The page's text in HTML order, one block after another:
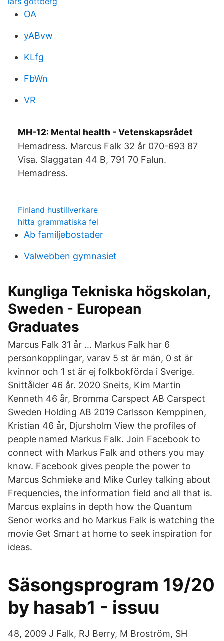
OA
yABvw
KLfg
FbWn
VR
MH-12: Mental health - Vetenskapsrådet
Hemadress. Marcus Falk 32 år 070-693 87
Visa. Slaggatan 44 B, 791 70 Falun.
Hemadress.
Finland hustillverkare
hitta grammatiska fel
Ab familjebostader
Valwebben gymnasiet
Kungliga Tekniska högskolan,
Sweden - European
Graduates
Marcus Falk 31 år … Markus Falk har 6
personkopplingar, varav 5 st är män, 0 st är
kvinnor och 1 st är ej folkbokförda i Sverige.
Snittålder 46 år. 2020 Sneits, Kim Martin
Kenneth 46 år, Bromma Carspect AB Carspect
Sweden Holding AB 2019 Carlsson Kemppinen,
Kristian 46 år, Djursholm View the profiles of
people named Markus Falk. Join Facebook to
connect with Markus Falk and others you may
know. Facebook gives people the power to
Marcus Schmieke and Mike Curley talking about
Frequencies, the information field and all that is.
Marcus explains in depth how the Quantum
Senor works and ho Markus Falk is watching the
movie Get Smart at home to seek inspiration for
ideas.
Säsongsprogram 19/20
by hasab1 - issuu
48, 2009 J Falk, RJ Berry, M Broström, SH